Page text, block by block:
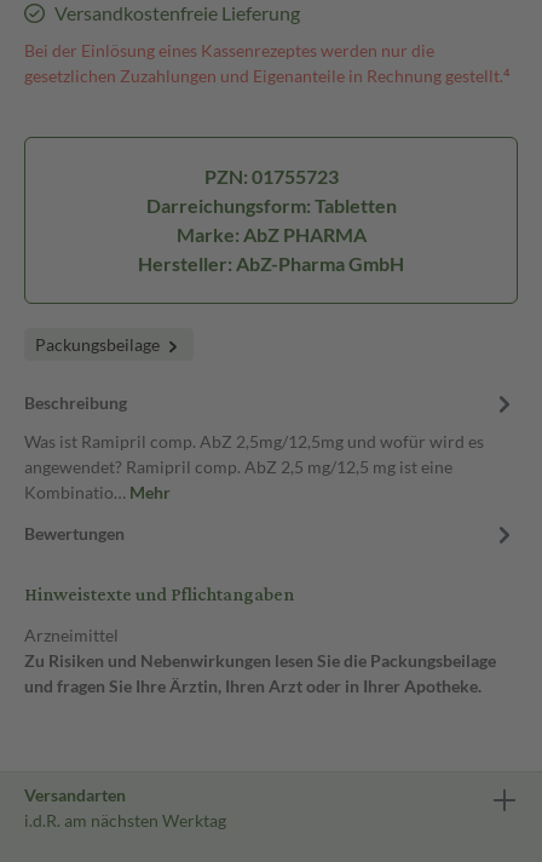
Versandkostenfreie Lieferung
Bei der Einlösung eines Kassenrezeptes werden nur die
gesetzlichen Zuzahlungen und Eigenanteile in Rechnung gestellt.⁴
PZN: 01755723
Darreichungsform: Tabletten
Marke: AbZ PHARMA
Hersteller: AbZ-Pharma GmbH
Packungsbeilage
Beschreibung
Was ist Ramipril comp. AbZ 2,5mg/12,5mg und wofür wird es
angewendet? Ramipril comp. AbZ 2,5 mg/12,5 mg ist eine
Kombinatio… Mehr
Bewertungen
Hinweistexte und Pflichtangaben
Arzneimittel
Zu Risiken und Nebenwirkungen lesen Sie die Packungsbeilage
und fragen Sie Ihre Ärztin, Ihren Arzt oder in Ihrer Apotheke.
Versandarten
i.d.R. am nächsten Werktag